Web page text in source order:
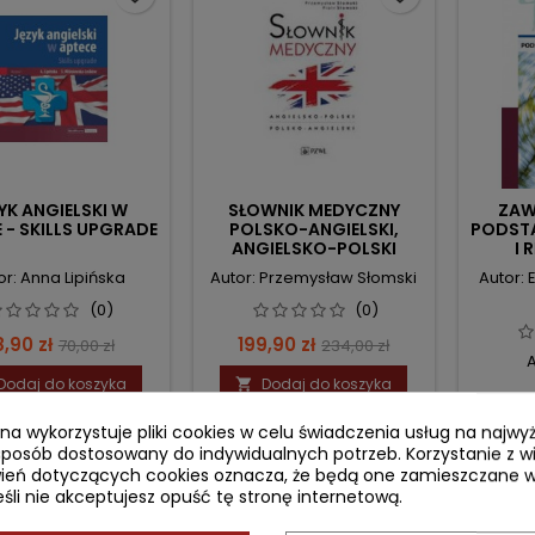
ANGIELSKI W
- SKILLS UPGRADE
Anna Lipińska
(0)
zł Cena
podstawowa
70,00 zł
do koszyka
SŁOWNIK MEDYCZNY
POLSKO-ANGIELSKI,
ANGIELSKO-POLSKI
Autor: Przemysław Słomski
(0)
Cena
199,90 zł Cena
podstawowa
234,00 zł
 Dodaj do koszyka
I
Autor:

wykorzystuje pliki cookies w celu świadczenia usług na
dostosowany do indywidualnych potrzeb. Korzystanie z
dotyczących cookies oznacza, że będą one zamieszczane
nie akceptujesz opuść tę stronę internetową.